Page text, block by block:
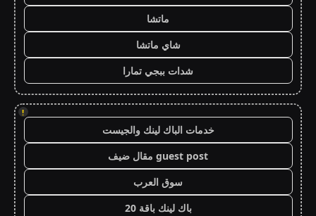
ماتشا
شاي ماتشا
شدات ببجي تمارا
!
خدمات الباك لينك والجيست
guest post مقال ضيف
سوق العرب
باك لينك باقة 20